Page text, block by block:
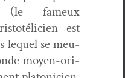
(le fameux
est
lequel se meu­
moyen-ori­